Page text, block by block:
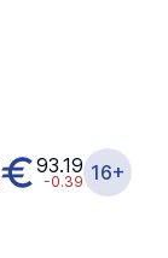
93.19
-0.39 16+